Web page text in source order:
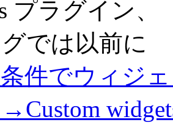
プラグイン、
では以前に
件でウィジ